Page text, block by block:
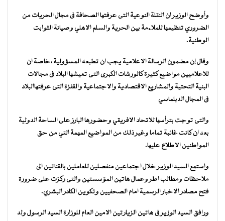
وأوضح الوزير ان النقلة النوعية التى عرفتها الصحافة فى مجال الحريات من
الضروري تنظيمها للملاءمة بين الحرية والسلم الاهلي وصيانة الثوابت
الوطنية.
وقال إن مضمون الرسالة الاعلامية يجب ان تطبعه المسؤولية ،خاصة ان
للاعلاميين مواضيع كثيرة كالورشات الكبرى التى تعيشها البلاد فى مجالات
البنية التحتية والمشاريع الاقتصادية والاجتماعية والقفزة التى عرفتهاالبلاد
فى المجال الدبلماسي
والتى توجت بترأسها للاتحاد الافريقي وحضورها البارز على الساحة الدولية
بعد ان كانت غائبة تماما وغير ذلك من المواضيع المهمة التي من حق
المواطنين الاطلاع عليها.
واستمع السيد الوزير خلال اجتماعين منفصلين للعاملين بالقناتين الى
ملاحظات ومطالب اطر وعمال هاتين المؤسستين والتى ركزت على ضرورة
فتح مصادر الاخبار الرسمية امام الصحفيين وتكوين الكادر البشري.
ورافق السيد الوزير فى هاتين الزيارتين الامين العام للوزارة السيد الرسول ولد